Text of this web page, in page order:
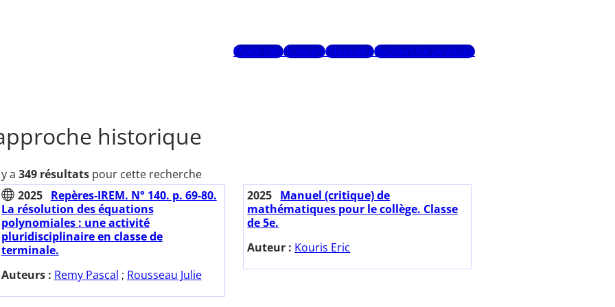
Mots-clésAuteursGlossaireRecherche avancée
historique
a 349 résultats pour cette recherche
2025
Repères-IREM. N° 140. p. 69-80.
La résolution des équations
polynomiales : une activité
pluridisciplinaire en classe de
terminale.
Auteurs : Remy Pascal ; Rousseau Julie
2025 Manuel (critique) de
mathématiques pour le collège. Classe
de 5e.
Auteur : Kouris Eric